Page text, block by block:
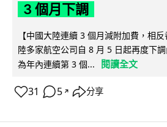
3 個月下調
【中國大陸連續 3 個月減附加費，相
陸多家航空公司自 8 月 5 日起再度下
為年內連續第 3 個...
閱讀全文
31 5 ↗ 分享